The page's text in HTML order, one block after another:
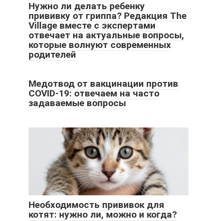
Нужно ли делать ребенку
прививку от гриппа? Редакция The
Village вместе с экспертами
отвечает на актуальные вопросы,
которые волнуют современных
родителей
Медотвод от вакцинации против
COVID-19: отвечаем на часто
задаваемые вопросы
Необходимость прививок для
котят: нужно ли, можно и когда?